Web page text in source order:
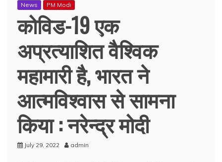
News PM Modi
कोविड-19 एक
अप्रत्याशित वैश्विक
महामारी है, भारत ने
आत्मविश्वास से सामना
किया : नरेन्द्र मोदी
July 29, 2022 admin